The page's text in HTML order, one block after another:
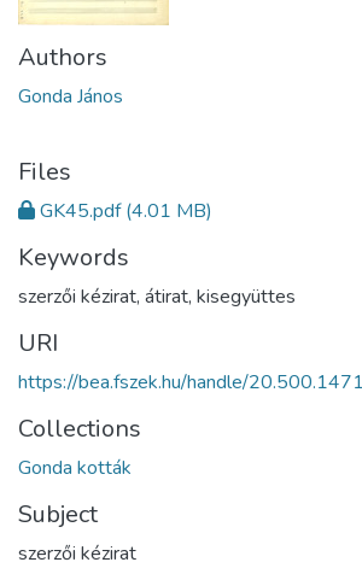
Authors
Gonda János
Files
GK45.pdf(4.01 MB)
Keywords
szerzői kézirat, átirat, kisegyüttes
URI
https://bea.fszek.hu/handle/
Collections
Gonda kották
Subject
szerzői kézirat